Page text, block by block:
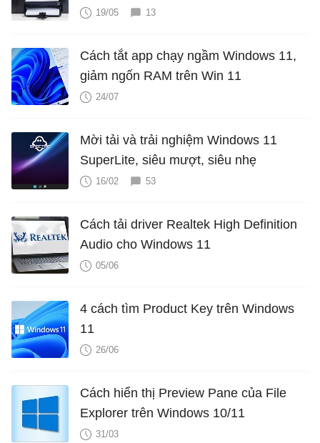
19/05 13
Cách tắt app chạy ngầm Windows 11,
giảm ngốn RAM trên Win 11
24/07
Mời tải và trải nghiệm Windows 11
SuperLite, siêu mượt, siêu nhẹ
16/02 53
Cách tải driver Realtek High Definition
Audio cho Windows 11
05/06
4 cách tìm Product Key trên Windows
11
26/06
Cách hiển thị Preview Pane của File
Explorer trên Windows 10/11
31/03